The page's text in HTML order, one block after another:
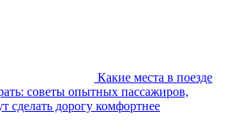
Какие места в поезде
советы опытных пассажиров,
сделать дорогу комфортнее